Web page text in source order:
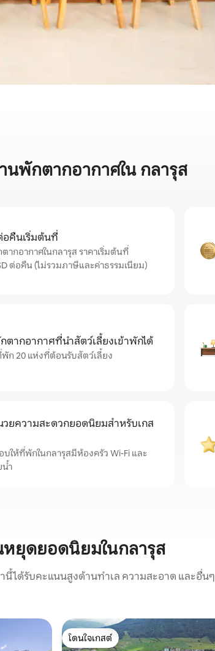
นพักตากอากาศใน กลารุส
อคืนเริ่มต้นที่
ากอากาศในกลารุส ราคาเริ่มต้นที่
ต่อคืน (ไม่รวมภาษีและค่าธรรมเนียม)
ตากอากาศที่นำสัตว์เลี้ยงเข้าพักได้
ก 20 แห่งที่ต้อนรับสัตว์เลี้ยง
วยความสะดวกยอดนิยมสำหรับเกส
บให้ที่พักในกลารุสมีห้องครัว Wi-Fi และ
น้ำ
ยุดยอดนิยมในกลารุส
นี้ได้รับคะแนนสูงด้านทำเล ความสะอาด และอื่นๆ
โดนใจเกสต์
โดนใจเกสต์